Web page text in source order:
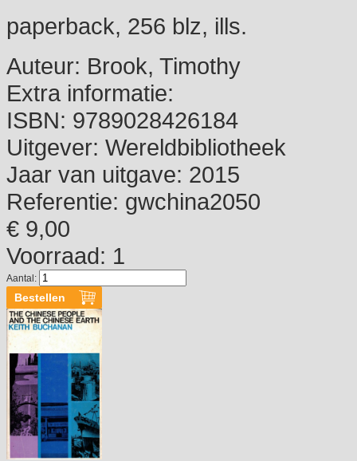
paperback, 256 blz, ills.
Auteur: Brook, Timothy
Extra informatie:
ISBN: 9789028426184
Uitgever: Wereldbibliotheek
Jaar van uitgave: 2015
Referentie: gwchina2050
€ 9,00
Voorraad: 1
Aantal: